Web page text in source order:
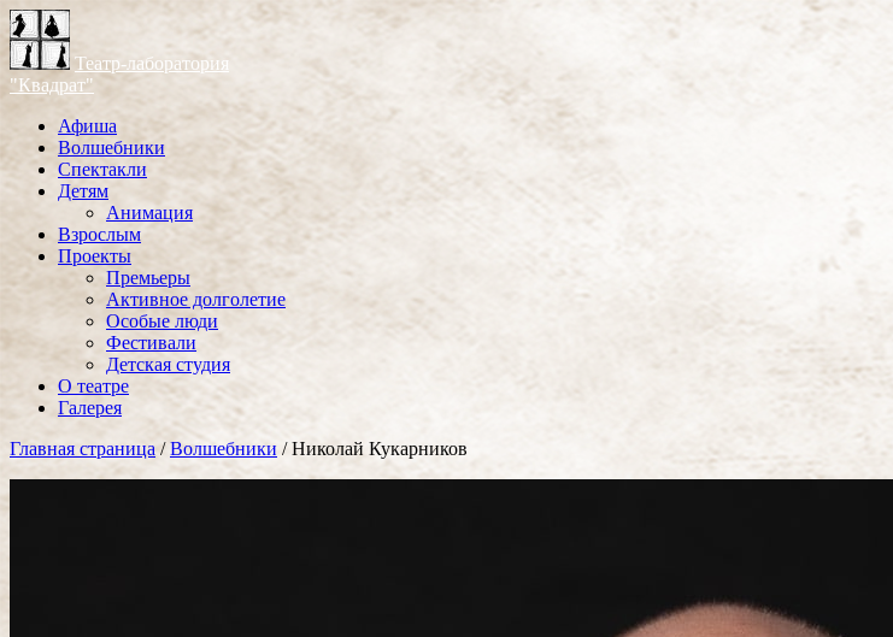
Театр-лаборатория
"Квадрат"
Афиша
Волшебники
Спектакли
Детям
Анимация
Взрослым
Проекты
Премьеры
Активное долголетие
Особые люди
Фестивали
Детская студия
О театре
Галерея
Главная страница /Волшебники /Николай Кукарников